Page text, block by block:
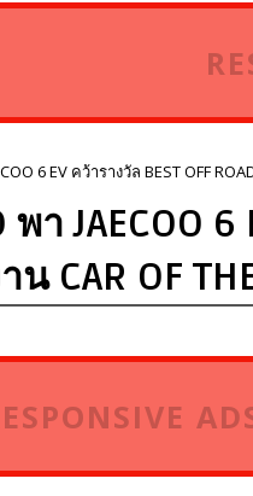
6 EV คว้ารางวัล BEST OFF
พา JAECOO
น CAR OF